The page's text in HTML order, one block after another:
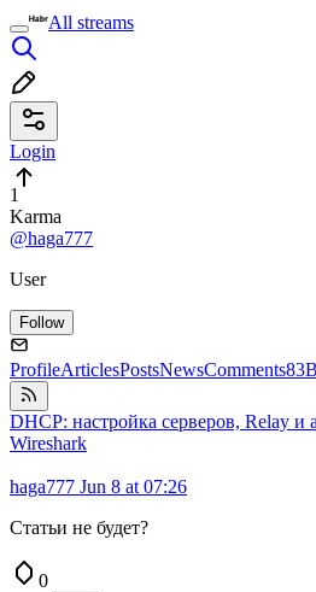
All streams
Login
1
Karma
@haga777
User
Follow
ProfileArticlesPostsNewsComments83
DHCP: настройка серверов, Relay и
Wireshark
haga777 Jun 8 at 07:26
Статьи не будет?
0